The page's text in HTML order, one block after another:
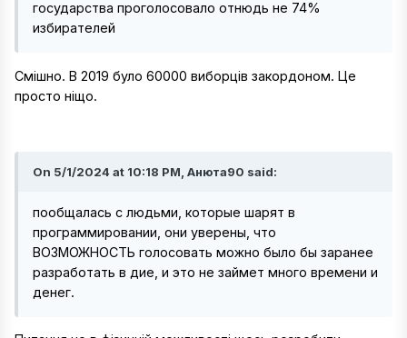
государства проголосовало отнюдь не 74%
избирателей
Смішно. В 2019 було 60000 виборців закордоном. Це
просто ніщо.
On 5/1/2024 at 10:18 PM, Анюта90 said:
пообщалась с людьми, которые шарят в
программировании, они уверены, что
ВОЗМОЖНОСТЬ голосовать можно было бы заранее
разработать в дие, и это не займет много времени и
денег.